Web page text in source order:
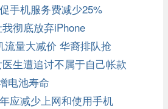
手机服务费减少25%
彻底放弃iPhone
流量大减价 华裔排队抢
生遭追讨不属于自己帐款
电池寿命
应减少上网和使用手机